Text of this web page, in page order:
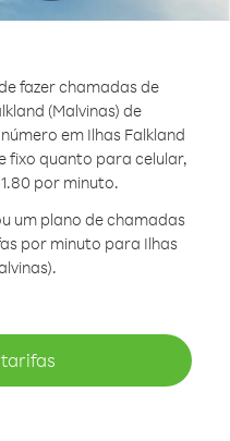
fazer chamadas de
(Malvinas) de
em Ilhas Falkland
fixo quanto para celular,
por minuto.
um plano de chamadas
por minuto para Ilhas